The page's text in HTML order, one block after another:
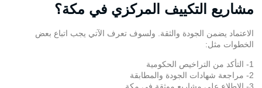
مشاريع التكييف المركزي في مكة؟
الاعتماد يضمن الجودة والثقة. ولسوف تعرف الآتي يجب اتباع بعض
الخطوات مثل:
1- التأكد من التراخيص الحكومية
2- مراجعة شهادات الجودة والمطابقة
3- الاطلاع على مشاريع موثقة في مكة